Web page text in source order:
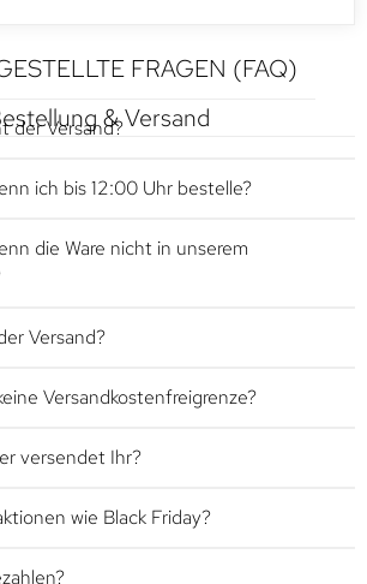
FRAGEN (FAQ)
& Versand
der Versand?
ich bis 12:00 Uhr bestelle?
die Ware nicht in unserem
Versand?
Versandkostenfreigrenze?
versendet Ihr?
wie Black Friday?